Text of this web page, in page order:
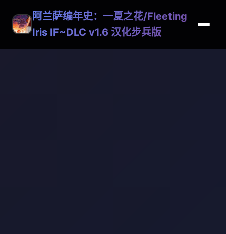
阿兰萨编年史：一夏之花/Fleeting
Iris IF~DLC v1.6 汉化步兵版